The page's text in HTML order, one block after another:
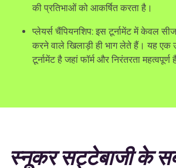
की प्रतिभाओं को आकर्षित करता है।
प्लेयर्स चैंपियनशिप: इस टूर्नामेंट में केवल
करने वाले खिलाड़ी ही भाग लेते हैं। यह एक
टूर्नामेंट है जहां फॉर्म और निरंतरता महत्वपूर्ण
स्नूकर सट्टेबाजी के